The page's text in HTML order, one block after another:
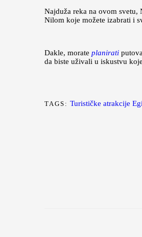
Najduža reka na ovom svetu,
Nilom koje možete izabrati i
Dakle, morate planirati
da biste uživali u iskustvu
TAGS: Turističke atrakcije